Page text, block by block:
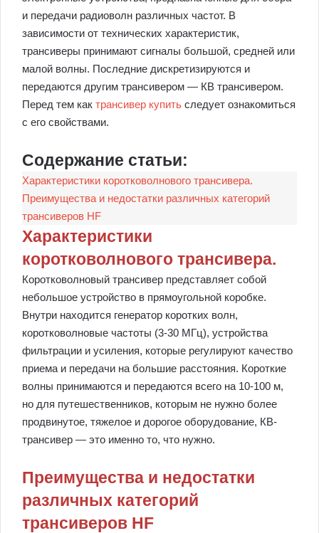
и передачи радиоволн различных частот. В
зависимости от технических характеристик,
трансиверы принимают сигналы большой, средней или
малой волны. Последние дискретизируются и
передаются другим трансивером — КВ трансивером.
Перед тем как трансивер купить следует ознакомиться
с его свойствами.
Содержание статьи:
Характеристики коротковолнового трансивера.
Преимущества и недостатки различных категорий
трансиверов HF
Характеристики
коротковолнового трансивера.
Коротковолновый трансивер представляет собой
небольшое устройство в прямоугольной коробке.
Внутри находится генератор коротких волн,
коротковолновые частоты (3-30 МГц), устройства
фильтрации и усиления, которые регулируют качество
приема и передачи на большие расстояния. Короткие
волны принимаются и передаются всего на 10-100 м,
но для путешественников, которым не нужно более
продвинутое, тяжелое и дорогое оборудование, КВ-
трансивер — это именно то, что нужно.
Преимущества и недостатки
различных категорий
трансиверов HF